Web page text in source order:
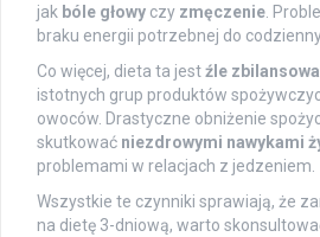
jak bóle głowy czy zmęczenie .
braku energii potrzebnej do
Co więcej, dieta ta jestźle
istotnych grup produktów
owoców. Drastyczne obniżenie
skutkować niezdrowymi nawykami
problemami w relacjach z jedzeniem.
Wszystkie te czynniki sprawiają, że
na dietę 3-dniową, warto